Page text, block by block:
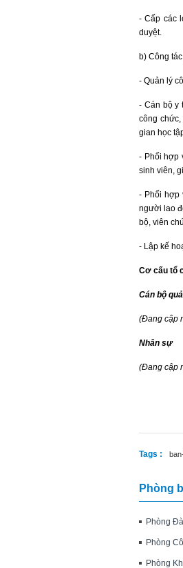
- Cấp các
duyệt.
b) Công
- Quản lý
- Cán bộ y
công
gian học
- Phối hợp
sinh viên,
- Phối hợp
người lao
bộ, viên
- Lập kế
Cơ cấu tổ
Cán bộ
(Đang cập
Nhân sự
(Đang cập
Tags :
Phòng
Phòng
Phòng
Phòng